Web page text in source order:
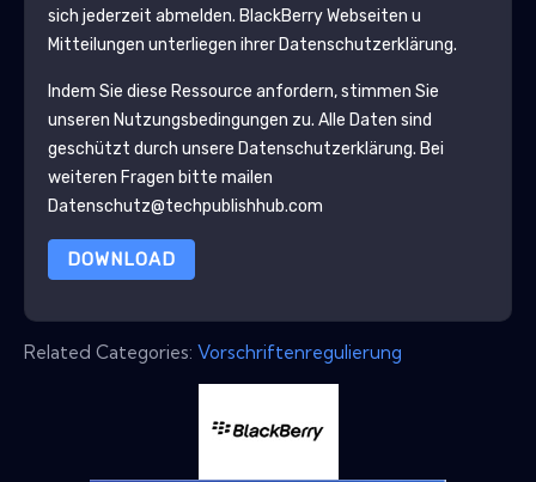
sich jederzeit abmelden. BlackBerryWebseiten u
Mitteilungen unterliegen ihrer Datenschutzerklärung.
Indem Sie diese Ressource anfordern, stimmen Sie
unseren Nutzungsbedingungen zu. Alle Daten sind
geschützt durch unsere Datenschutzerklärung. Bei
weiteren Fragen bitte mailen
Datenschutz@techpublishhub.com
DOWNLOAD
Related Categories: Vorschriftenregulierung